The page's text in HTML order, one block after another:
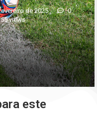
de 2025
0
views
este